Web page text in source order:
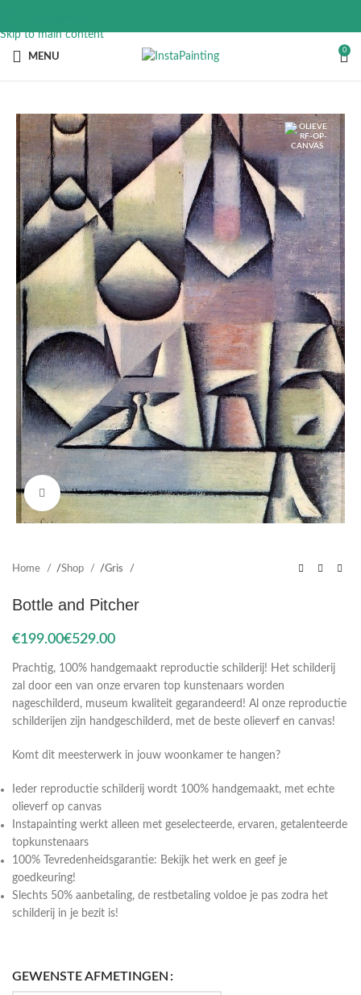
Skip to main content
MENU
0
Click to enlarge
Home Shop Gris
Bottle and Pitcher
€ €
Prachtig, 100% handgemaakt reproductie schilderij! Het schilderij
zal door een van onze ervaren top kunstenaars worden
nageschilderd, museum kwaliteit gegarandeerd! Al onze reproductie
schilderijen zijn handgeschilderd, met de beste olieverf en canvas!
Komt dit meesterwerk in jouw woonkamer te hangen?
Ieder reproductie schilderij wordt 100% handgemaakt, met echte
olieverf op canvas
Instapainting werkt alleen met geselecteerde, ervaren, getalenteerde
topkunstenaars
100% Tevredenheidsgarantie: Bekijk het werk en geef je
goedkeuring!
Slechts 50% aanbetaling, de restbetaling voldoe je pas zodra het
schilderij in je bezit is!
GEWENSTE AFMETINGEN